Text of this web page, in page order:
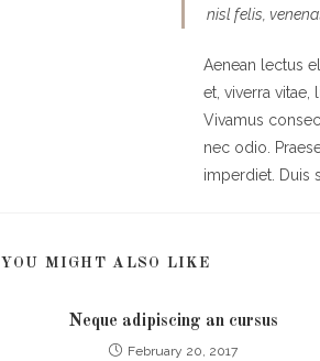
nisl felis,
Aenean lectus
et, viverra
Vivamus
nec odio.
imperdiet. Duis
YOU MIGHT ALSO LIKE
Neque adipiscing an cursus
February 20, 2017